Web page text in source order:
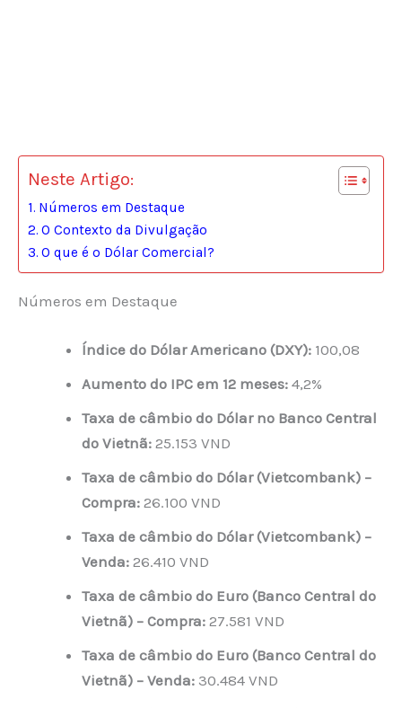
Neste Artigo:
Números em Destaque
O Contexto da Divulgação
O que é o Dólar Comercial?
Números em Destaque
Índice do Dólar Americano (DXY): 100,08
Aumento do IPC em 12 meses: 4,2%
Taxa de câmbio do Dólar no Banco Central
do Vietnã: 25.153 VND
Taxa de câmbio do Dólar (Vietcombank) –
Compra: 26.100 VND
Taxa de câmbio do Dólar (Vietcombank) –
Venda: 26.410 VND
Taxa de câmbio do Euro (Banco Central do
Vietnã) – Compra: 27.581 VND
Taxa de câmbio do Euro (Banco Central do
Vietnã) – Venda: 30.484 VND